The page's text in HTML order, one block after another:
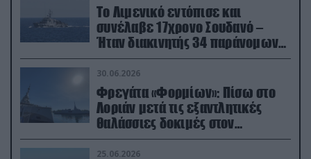
Το Λιμενικό εντόπισε και
συνέλαβε 17χρονο Σουδανό –
Ήταν διακινητής 34 παράνομων
μεταναστών
30.06.2026
Φρεγάτα «Φορμίων»: Πίσω στο
Λοριάν μετά τις εξαντλητικές
θαλάσσιες δοκιμές στον
απαιτητικό Βισκαϊκό
25.06.2026